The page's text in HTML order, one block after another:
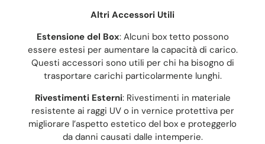
Altri Accessori Utili
Estensione del Box: Alcuni box tetto possono
essere estesi per aumentare la capacità di carico.
Questi accessori sono utili per chi ha bisogno di
trasportare carichi particolarmente lunghi.
Rivestimenti Esterni: Rivestimenti in materiale
resistente ai raggi UV o in vernice protettiva per
migliorare l’aspetto estetico del box e proteggerlo
da danni causati dalle intemperie.